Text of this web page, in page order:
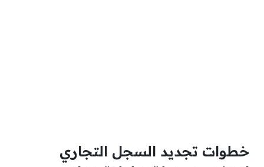
خطوات تجديد السجل التجاري